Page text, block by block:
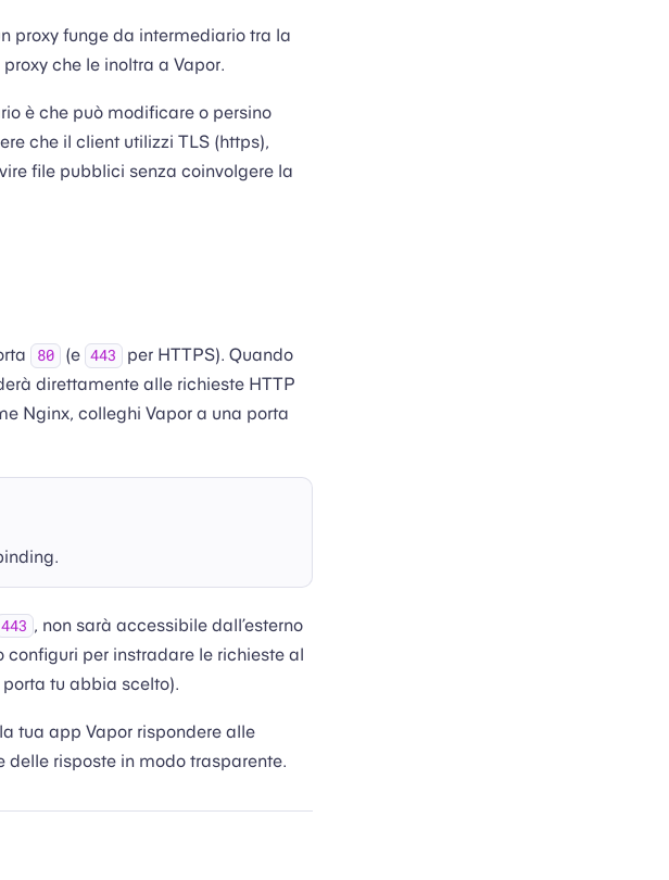
proxy funge da intermediario tra la
che le inoltra a Vapor.
è che può modificare o persino
che il client utilizzi TLS (https),
file pubblici senza coinvolgere la
80 (e 443
per HTTPS). Quando
direttamente alle richieste HTTP
Nginx, colleghi Vapor a una porta
443 , non sarà accessibile dall’esterno
configuri per instradare le richieste al
tu abbia scelto).
tua app Vapor rispondere alle
delle risposte in modo trasparente.